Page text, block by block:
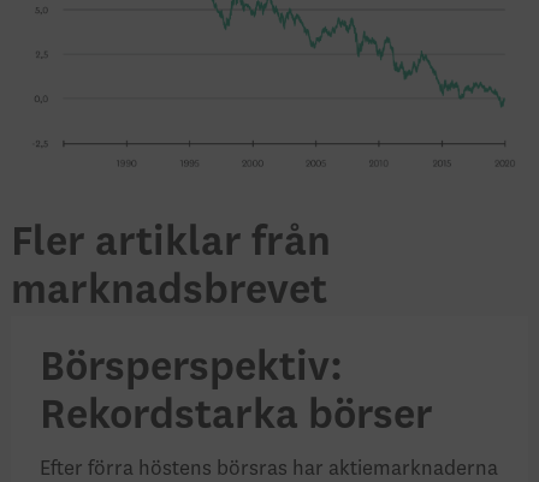
Fler artiklar från
marknadsbrevet
Börsperspektiv:
Rekordstarka börser
Efter förra höstens börsras har aktiemarknaderna